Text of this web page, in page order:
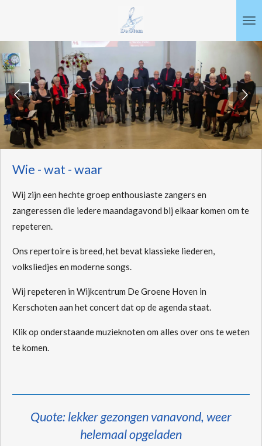
de
hoofdinhoud
Wie - wat - waar
Wij zijn een hechte groep enthousiaste zangers en
zangeressen die iedere maandagavond bij elkaar komen om te
repeteren.
Ons repertoire is breed, het bevat klassieke liederen,
volksliedjes en moderne songs.
Wij repeteren in Wijkcentrum De Groene Hoven in
Kerschoten aan het concert dat op de agenda staat.
Klik op onderstaande muzieknoten om alles over ons te weten
te komen.
Quote: lekker gezongen vanavond, weer
helemaal opgeladen